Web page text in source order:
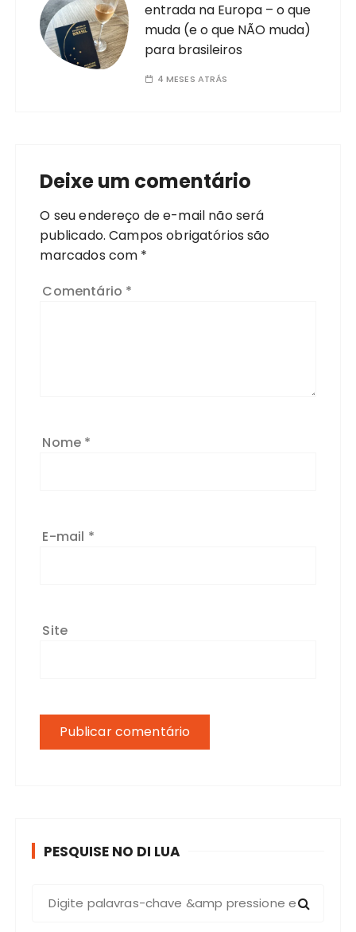
entrada na Europa – o que
muda (e o que NÃO muda)
para brasileiros
4 MESES ATRÁS
Deixe um comentário
O seu endereço de e-mail não será
publicado. Campos obrigatórios são
marcados com *
Comentário *
Nome *
E-mail *
Site
PESQUISE NO DI LUA